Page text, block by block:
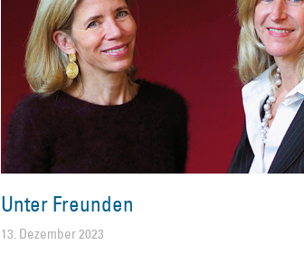
Unter Freunden
13. Dezember 2023